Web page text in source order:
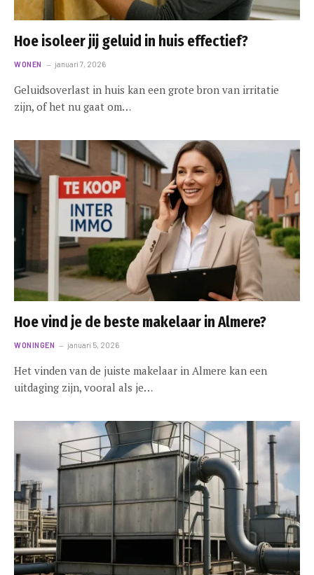
Hoe isoleer jij geluid in huis effectief?
WONEN januari 7, 2026
Geluidsoverlast in huis kan een grote bron van irritatie
zijn, of het nu gaat om…
Hoe vind je de beste makelaar in Almere?
WONINGEN januari 5, 2026
Het vinden van de juiste makelaar in Almere kan een
uitdaging zijn, vooral als je…